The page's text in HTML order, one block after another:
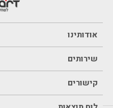
אודותינו
שירותים
קישורים